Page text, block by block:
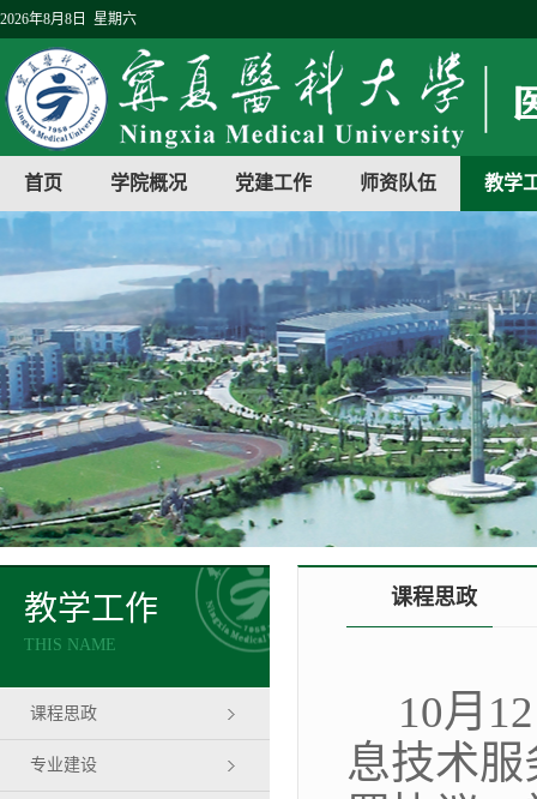
2026年8月8日 星期六
首页 学院概况 党建工作 师资队伍 教学
教学工作
THIS NAME
课程思政
专业建设
课程思政
10月 1
息技术